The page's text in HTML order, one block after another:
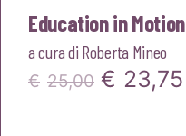
Education in Motion
a cura di Roberta Mineo
€ 25,00 Il
€ 23,75